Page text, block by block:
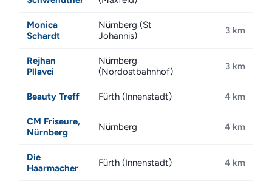
Monica
Schardt
Nürnberg (St
Johannis)
3 km
Rejhan
Pllavci
Nürnberg
(Nordostbahnhof)
3 km
Beauty Treff Fürth (Innenstadt) 4 km
CM Friseure,
Nürnberg
Nürnberg 4 km
Die
Haarmacher
Fürth (Innenstadt) 4 km